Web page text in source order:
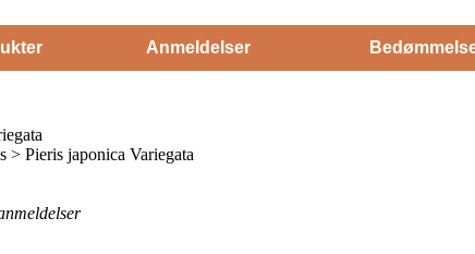
Anmeldelser
> Pieris japonica Variegata